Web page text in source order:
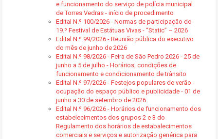
e funcionamento do serviço de polícia municipal
de Torres Vedras - início de procedimento
Edital N.º 100/2026 - Normas de participação do
19.º Festival de Estátuas Vivas - “Static” – 2026
Edital N.º 99/2026 - Reunião pública do executivo
do mês de junho de 2026
Edital N.º 98/2026 - Feira de São Pedro 2026 - 25 de
junho a 5 de julho - Horários, condições de
funcionamento e condicionamento de trânsito
Edital N.º 97/2026 - Festejos populares de verão -
ocupação do espaço público e publicidade - 01 de
junho a 30 de setembro de 2026
Edital N.º 96/2026 - Horários de funcionamento dos
estabelecimentos dos grupos 2 e 3 do
Regulamento dos horários de estabalecimentos
comerciais e serviços e autorização genérica para